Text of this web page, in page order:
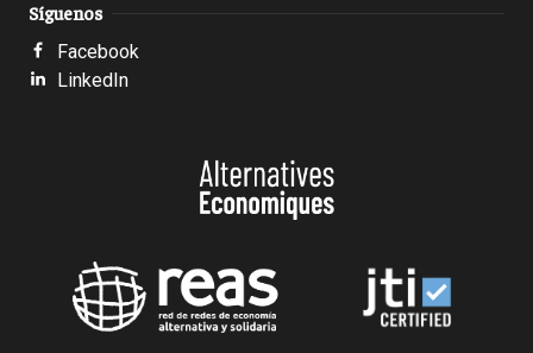
Síguenos
Facebook
LinkedIn